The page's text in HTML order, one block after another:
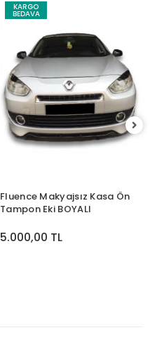
KARGO
BEDAVA
Fluence Makyajsız Kasa Ön
Tampon Eki BOYALI
5.000,00 TL